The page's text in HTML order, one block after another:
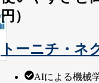
円）
トーニチ・ネ
AIによる機械